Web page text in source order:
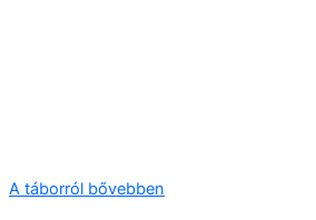
A táborról bővebben